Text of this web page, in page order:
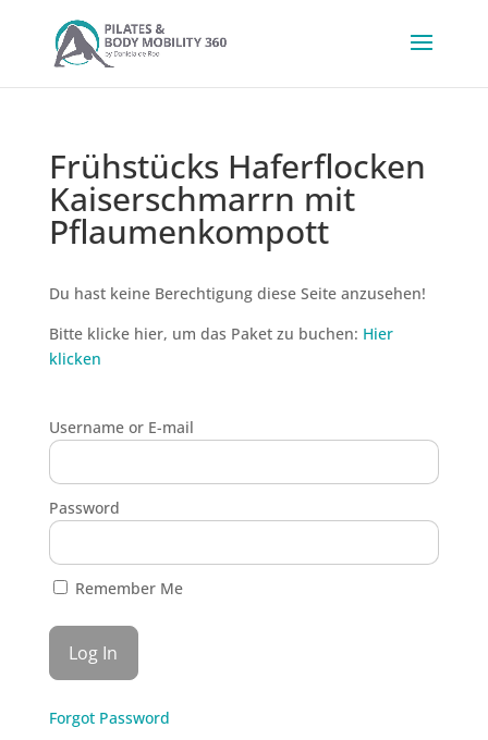
Frühstücks Haferflocken
Kaiserschmarrn mit
Pflaumenkompott
Du hast keine Berechtigung diese Seite anzusehen!
Bitte klicke hier, um das Paket zu buchen: Hier
klicken
Username or E-mail
Password
Remember Me
Forgot Password